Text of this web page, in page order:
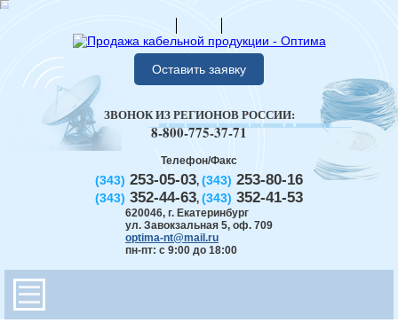
Оставить заявку
Телефон/Факс
(343) 253-05-03, (343) 253-80-16
(343) 352-44-63, (343) 352-41-53
620046, г. Екатеринбург
ул. Завокзальная 5, оф. 709
optima-nt@mail.ru
пн-пт: с 9:00 до 18:00
ЗВОНОК ИЗ РЕГИОНОВ РОССИИ:
8-800-775-37-71